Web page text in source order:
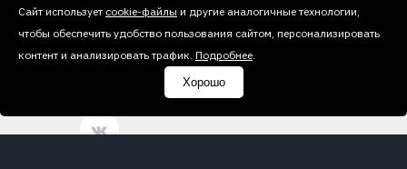
Новости
Контакты
Сайт использует cookie-файлы и другие аналогичные технологии,
чтобы обеспечить удобство пользования сайтом, персонализировать
контент и анализировать трафик. Подробнее.
Хорошо